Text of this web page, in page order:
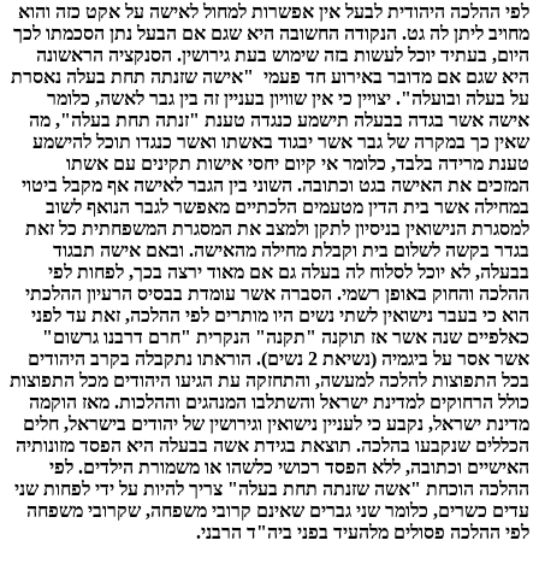
לפי ההלכה היהודית לבעל אין אפשרות למחול לאישה על אקט כזה והוא
מחויב ליתן לה גט. הנקודה החשובה היא שגם אם הבעל נתן הסכמתו לכך
היום, בעתיד יוכל לעשות בזה שימוש בעת גירושין. הסנקציה הראשונה
היא שגם אם מדובר באירוע חד פעמי "אישה שזנתה תחת בעלה נאסרת
על בעלה ובועלה". יצויין כי אין שוויון בעניין זה בין גבר לאשה, כלומר
אישה אשר בגדה בבעלה תישמע כנגדה טענת "זנתה תחת בעלה", מה
שאין כך במקרה של גבר אשר יבגוד באשתו ואשר כנגדו תוכל להישמע
טענת מרידה בלבד, כלומר אי קיום יחסי אישות תקינים עם אשתו
המזכים את האישה בגט וכתובה. השוני בין הגבר לאישה אף מקבל ביטוי
במחילה אשר בית הדין מטעמים הלכתיים מאפשר לגבר הנואף לשוב
למסגרת הנישואין בניסיון לתקן ולמצב את המסגרת המשפחתית כל זאת
בגדר בקשה לשלום בית וקבלת מחילה מהאישה. ובאם אישה תבגוד
בבעלה, לא יוכל לסלוח לה בעלה גם אם מאוד ירצה בכך, לפחות לפי
ההלכה והחוק באופן רשמי. הסברה אשר עומדת בבסיס הרעיון ההלכתי
הוא כי בעבר נישואין לשתי נשים היו מותרים לפי ההלכה, זאת עד לפני
כאלפיים שנה אשר אז תוקנה "תקנה" הנקרית "חרם דרבנו גרשום"
אשר אסר על ביגמיה (נשיאת 2 נשים). הוראתו נתקבלה בקרב היהודים
בכל התפוצות להלכה למעשה, והתחזקה עת הגיעו היהודים מכל התפוצות
כולל הרחוקים למדינת ישראל והשתלבו המנהגים וההלכות. מאז הוקמה
מדינת ישראל, נקבע כי לעניין נישואין וגירושין של יהודים בישראל, חלים
הכללים שנקבעו בהלכה. תוצאת בגידת אשה בבעלה היא הפסד מזונותיה
האישיים וכתובה, ללא הפסד רכושי כלשהו או משמורת הילדים. לפי
ההלכה הוכחת "אשה שזנתה תחת בעלה" צריך להיות על ידי לפחות שני
עדים כשרים, כלומר שני גברים שאינם קרובי משפחה, שקרובי משפחה
לפי ההלכה פסולים מלהעיד בפני ביה"ד הרבני.